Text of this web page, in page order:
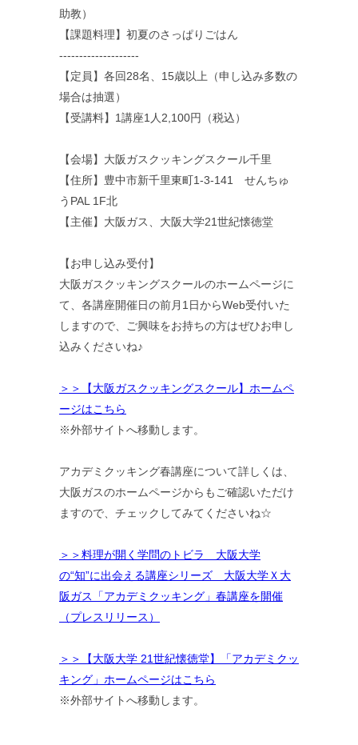
助教）
【課題料理】初夏のさっぱりごはん
--------------------
【定員】各回28名、15歳以上（申し込み多数の
場合は抽選）
【受講料】1講座1人2,100円（税込）
【会場】大阪ガスクッキングスクール千里
【住所】豊中市新千里東町1-3-141 せんちゅ
うPAL 1F北
【主催】大阪ガス、大阪大学21世紀懐徳堂
【お申し込み受付】
大阪ガスクッキングスクールのホームページに
て、各講座開催日の前月1日からWeb受付いた
しますので、ご興味をお持ちの方はぜひお申し
込みくださいね♪
＞＞【大阪ガスクッキングスクール】ホームペ
ージはこちら
※外部サイトへ移動します。
アカデミクッキング春講座について詳しくは、
大阪ガスのホームページからもご確認いただけ
ますので、チェックしてみてくださいね☆
＞＞料理が開く学問のトビラ 大阪大学
の“知”に出会える講座シリーズ 大阪大学Ｘ大
阪ガス「アカデミクッキング」春講座を開催
（プレスリリース）
＞＞【大阪大学 21世紀懐徳堂】「アカデミクッ
キング」ホームページはこちら
※外部サイトへ移動します。